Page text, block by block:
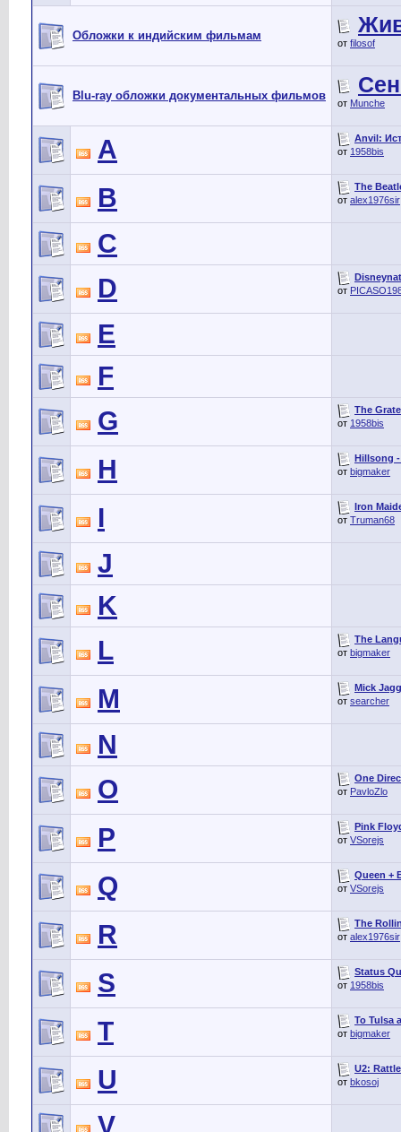
Обложки к индийским фильмам
от filosof
Blu-ray обложки документальных фильмов
от Munche
A
Anvil:
от 1958bis
B
The
от alex1976sir
C
D
от
E
F
G
The
от 1958bis
H
Hillsong -
от bigmaker
I
Iron
от Truman68
J
K
L
The
от bigmaker
M
Mick
от searcher
N
O
One
от PavloZlo
P
Pink
от VSorejs
Q
Queen +
от VSorejs
R
The
от alex1976sir
S
Status
от 1958bis
T
To Tulsa
от bigmaker
U
U2:
от bkosoj
V